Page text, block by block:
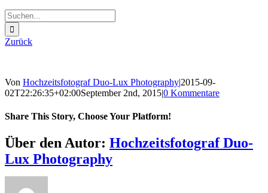
Suche
nach:
Zurück
Von Hochzeitsfotograf Duo-Lux Photography|2015-09-
02T22:26:35+02:00September 2nd, 2015|0 Kommentare
Share This Story, Choose Your Platform!
Sharing_facebook
Sharing_twitter
Sharing_reddit
Über den Autor: Hochzeitsfotograf Duo-
Lux Photography